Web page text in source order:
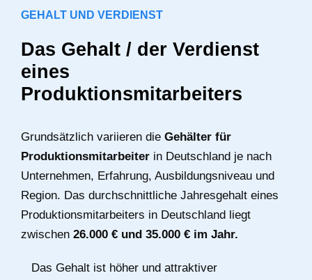
GEHALT UND VERDIENST
Das Gehalt / der Verdienst
eines
Produktionsmitarbeiters
Grundsätzlich variieren die Gehälter für
Produktionsmitarbeiter in Deutschland je nach
Unternehmen, Erfahrung, Ausbildungsniveau und
Region. Das durchschnittliche Jahresgehalt eines
Produktionsmitarbeiters in Deutschland liegt
zwischen 26.000 € und 35.000 € im Jahr.
Das Gehalt ist höher und attraktiver